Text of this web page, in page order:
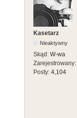
Kasetarz
Nieaktywny
Skąd: W-wa
Zarejestrowany:
Posty: 4,104